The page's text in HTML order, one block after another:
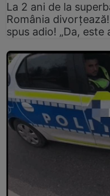
La 2 ani de la
România
spus adio! „Da, este